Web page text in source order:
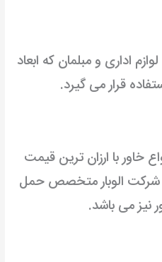
اداری و مبلمان که ابعاد
قرار می گیرد.
خاور با ارزان ترین قیمت
و شرکت الوبار متخصص حمل
نیز می باشد.